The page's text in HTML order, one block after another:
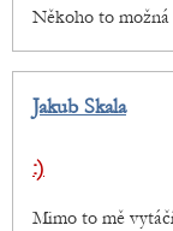
Někoho to
Jakub Skala
:)
Mimo to mě